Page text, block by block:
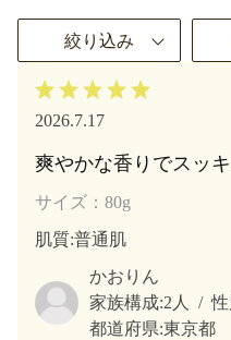
絞り込み
2026.7.17
爽やかな香りでスッ
サイズ：80g
肌質:普通肌
かおりん
家族構成:2人
都道府県:東京都